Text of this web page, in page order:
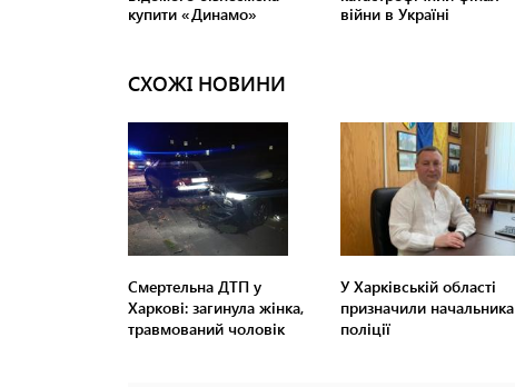
СХОЖІ НОВИНИ
Смертельна ДТП у
Харкові: загинула жінка,
травмований чоловік
У Харківській області
призначили начальника
поліції